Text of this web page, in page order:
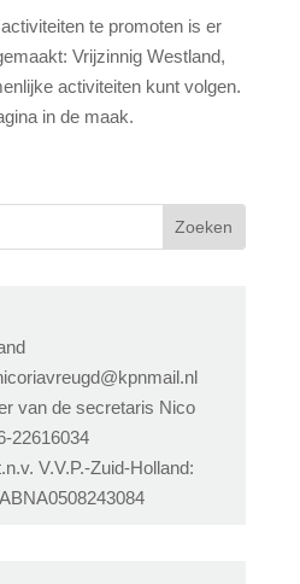
te promoten is er
Vrijzinnig Westland,
activiteiten kunt volgen.
in de maak.
van de secretaris Nico
22616034
V.V.P.-Zuid-Holland: